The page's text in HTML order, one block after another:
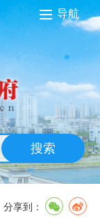
导航
搜索
分享到：